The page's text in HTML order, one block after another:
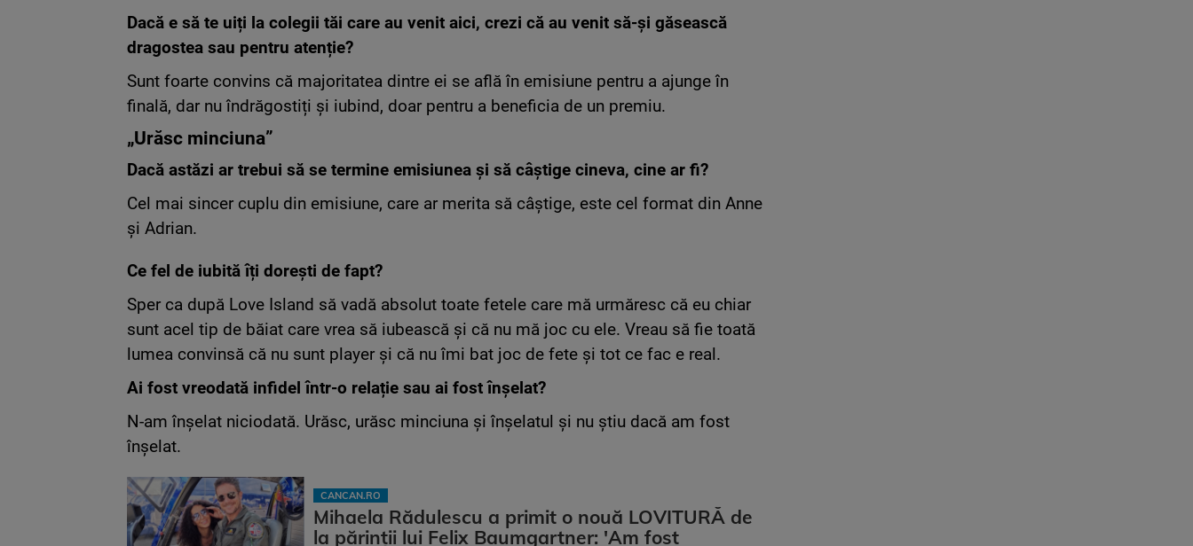
Dacă e să te uiți la colegii tăi care au venit aici, crezi că au venit să-și găsească
dragostea sau pentru atenție?
Sunt foarte convins că majoritatea dintre ei se află în emisiune pentru a ajunge în
finală, dar nu îndrăgostiți și iubind, doar pentru a beneficia de un premiu.
„Urăsc minciuna”
Dacă astăzi ar trebui să se termine emisiunea și să câștige cineva, cine ar fi?
Cel mai sincer cuplu din emisiune, care ar merita să câștige, este cel format din Anne
și Adrian.
Ce fel de iubită îți dorești de fapt?
Sper ca după Love Island să vadă absolut toate fetele care mă urmăresc că eu chiar
sunt acel tip de băiat care vrea să iubească și că nu mă joc cu ele. Vreau să fie toată
lumea convinsă că nu sunt player și că nu îmi bat joc de fete și tot ce fac e real.
Ai fost vreodată infidel într-o relație sau ai fost înșelat?
N-am înșelat niciodată. Urăsc, urăsc minciuna și înșelatul și nu știu dacă am fost
înșelat.
CANCAN.RO
Mihaela Rădulescu a primit o nouă LOVITURĂ de
la părinții lui Felix Baumgartner: 'Am fost